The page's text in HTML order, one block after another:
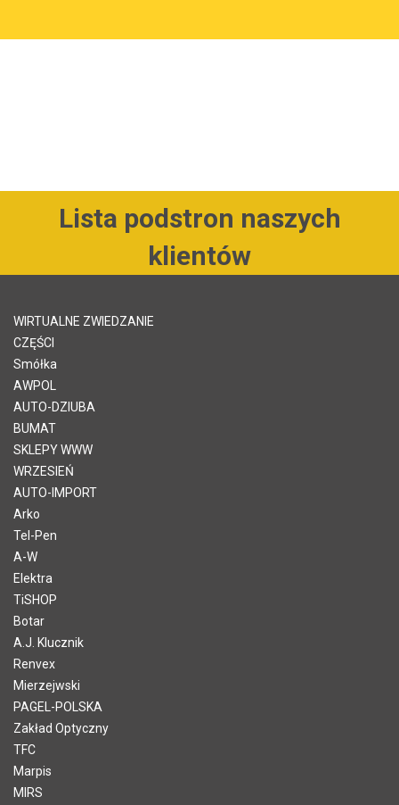
Lista podstron naszych
klientów
WIRTUALNE ZWIEDZANIE
CZĘŚCI
Smółka
AWPOL
AUTO-DZIUBA
BUMAT
SKLEPY WWW
WRZESIEŃ
AUTO-IMPORT
Arko
Tel-Pen
A-W
Elektra
TiSHOP
Botar
A.J. Klucznik
Renvex
Mierzejwski
PAGEL-POLSKA
Zakład Optyczny
TFC
Marpis
MIRS